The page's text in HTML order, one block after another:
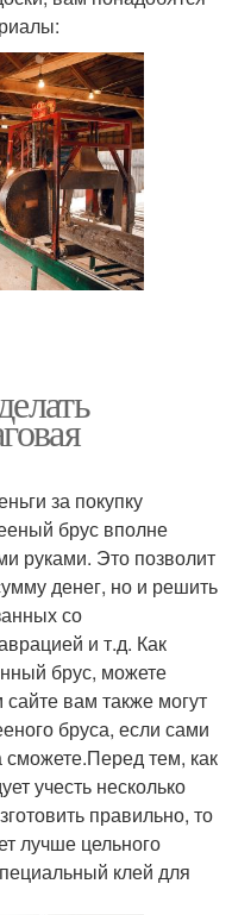
за покупку
брус вполне
руками. Это позволит
денег, но и решить
со
и т.д. Как
брус, можете
вам также могут
бруса, если сами
сможете.Перед тем, как
учесть несколько
правильно, то
лучше цельного
клей для